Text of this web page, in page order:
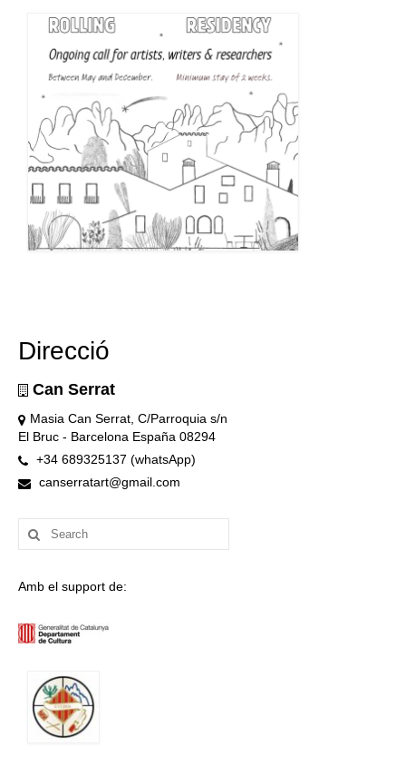
Direcció
Can Serrat
Masia Can Serrat, C/Parroquia s/n
El Bruc - Barcelona España 08294
+34 689325137 (whatsApp)
canserratart@gmail.com
Search
for:
Amb el support de: